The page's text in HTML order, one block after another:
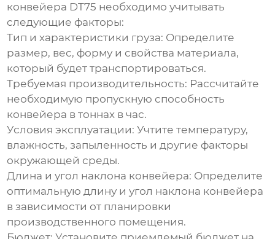
конвейера DT75 необходимо учитывать
следующие факторы:
Тип и характеристики груза: Определите
размер, вес, форму и свойства материала,
который будет транспортироваться.
Требуемая производительность: Рассчитайте
необходимую пропускную способность
конвейера в тоннах в час.
Условия эксплуатации: Учтите температуру,
влажность, запыленность и другие факторы
окружающей среды.
Длина и угол наклона конвейера: Определите
оптимальную длину и угол наклона конвейера
в зависимости от планировки
производственного помещения.